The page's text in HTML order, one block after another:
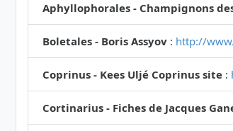
Aphyllophorales - Champignons
Boletales - Boris Assyov : http://
Coprinus - Kees Uljé Coprinus site :
Cortinarius - Fiches de Jacques